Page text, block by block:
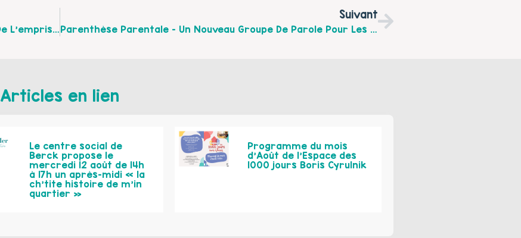
Save The Date ! Colloque Intitulé « Les Mécanismes De L’emprise Au Cœur Des Relations »
Suivant
Parenthèse Parentale – Un Nouveau Groupe De Parole Pour Les Parents Séparés
Articles en lien
Le centre social de
Berck propose le
mercredi 12 août de 14h
à 17h un après-midi « la
ch’tite histoire de m’in
quartier »
Programme du mois
d’Août de l’Espace des
1000 jours Boris Cyrulnik